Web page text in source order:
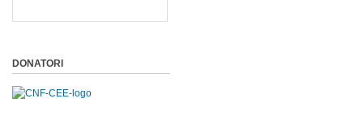
DONATORI